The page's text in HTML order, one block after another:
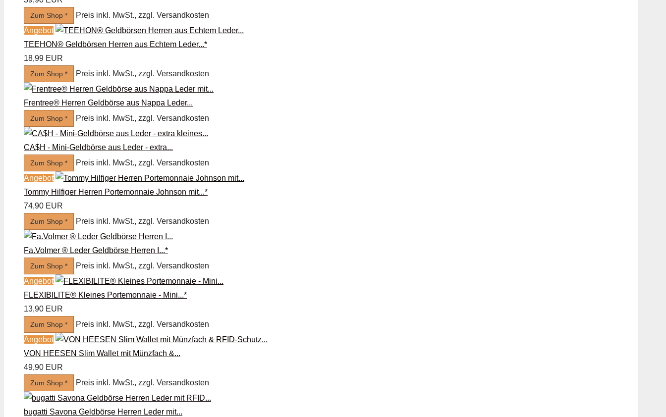
Zum Shop *
Preis inkl. MwSt., zzgl. Versandkosten
Angebot
TEEHON® Geldbörsen Herren aus Echtem Leder...*
18,99 EUR
Zum Shop * Preis inkl. MwSt., zzgl. Versandkosten
Frentree® Herren Geldbörse aus Nappa Leder...
Zum Shop * Preis inkl. MwSt., zzgl. Versandkosten
CA$H - Mini-Geldbörse aus Leder - extra...
Zum Shop *
Preis inkl. MwSt., zzgl. Versandkosten
Angebot
Tommy Hilfiger Herren Portemonnaie Johnson mit...*
74,90 EUR
Zum Shop * Preis inkl. MwSt., zzgl. Versandkosten
Fa.Volmer ® Leder Geldbörse Herren I...*
Zum Shop *
Preis inkl. MwSt., zzgl. Versandkosten
Angebot
FLEXIBILITE® Kleines Portemonnaie - Mini...*
13,90 EUR
Zum Shop *
Preis inkl. MwSt., zzgl. Versandkosten
Angebot
VON HEESEN Slim Wallet mit Münzfach &...
49,90 EUR
Zum Shop * Preis inkl. MwSt., zzgl. Versandkosten
bugatti Savona Geldbörse Herren Leder mit...